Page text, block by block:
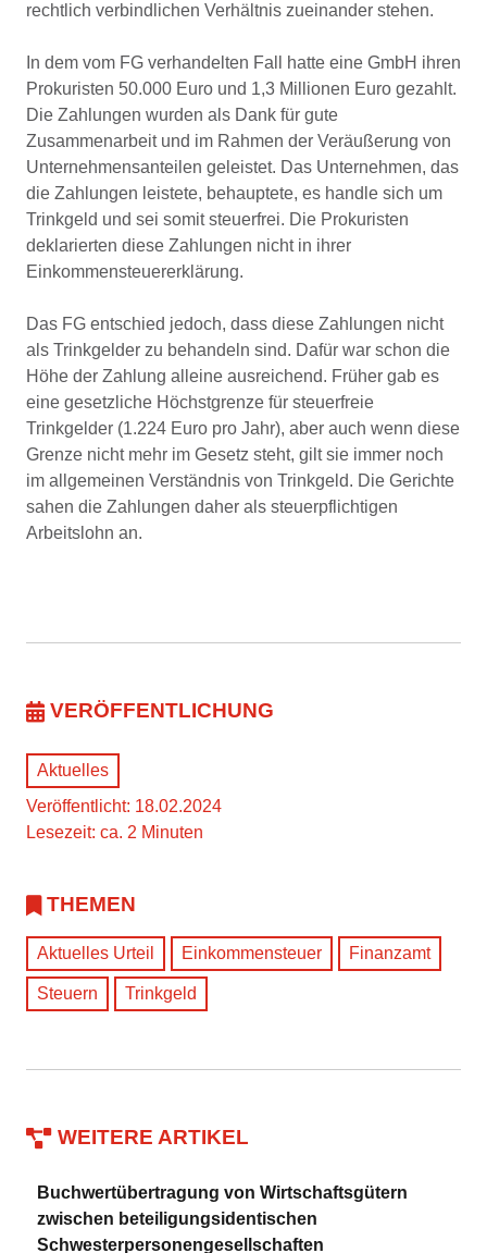
rechtlich verbindlichen Verhältnis zueinander stehen.
In dem vom FG verhandelten Fall hatte eine GmbH ihren
Prokuristen 50.000 Euro und 1,3 Millionen Euro gezahlt.
Die Zahlungen wurden als Dank für gute
Zusammenarbeit und im Rahmen der Veräußerung von
Unternehmensanteilen geleistet. Das Unternehmen, das
die Zahlungen leistete, behauptete, es handle sich um
Trinkgeld und sei somit steuerfrei. Die Prokuristen
deklarierten diese Zahlungen nicht in ihrer
Einkommensteuererklärung.
Das FG entschied jedoch, dass diese Zahlungen nicht
als Trinkgelder zu behandeln sind. Dafür war schon die
Höhe der Zahlung alleine ausreichend. Früher gab es
eine gesetzliche Höchstgrenze für steuerfreie
Trinkgelder (1.224 Euro pro Jahr), aber auch wenn diese
Grenze nicht mehr im Gesetz steht, gilt sie immer noch
im allgemeinen Verständnis von Trinkgeld. Die Gerichte
sahen die Zahlungen daher als steuerpflichtigen
Arbeitslohn an.
VERÖFFENTLICHUNG
Aktuelles
Veröffentlicht: 18.02.2024
Lesezeit: ca. 2 Minuten
THEMEN
Aktuelles Urteil Einkommensteuer Finanzamt
Steuern Trinkgeld
WEITERE ARTIKEL
Buchwertübertragung von Wirtschaftsgütern
zwischen beteiligungsidentischen
Schwesterpersonengesellschaften